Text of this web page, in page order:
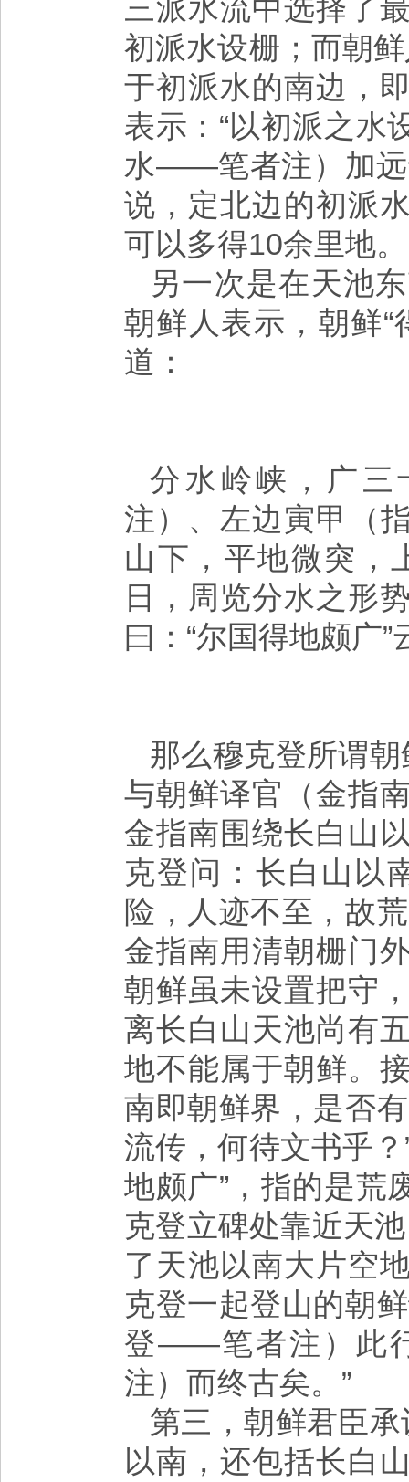
三派水流中选择了
初派水设栅；而朝
于初派水的南边，
表示：“以初派之水
水——笔者注）加远
说，定北边的初派
可以多得10余里地。
另一次是在天池
朝鲜人表示，朝鲜
道：
分水岭峡，广
注）、左边寅甲（
山下，平地微突，
日，周览分水之形
曰：“尔国得地颇广”
那么穆克登所谓
与朝鲜译官（金指
金指南围绕长白山
克登问：长白山以
险，人迹不至，故
金指南用清朝栅门
朝鲜虽未设置把守
离长白山天池尚有
地不能属于朝鲜。
南即朝鲜界，是否
流传，何待文书乎
地颇广”，指的是荒
克登立碑处靠近天
了天池以南大片空
克登一起登山的朝
登——笔者注）此
注）而终古矣。”
第三，朝鲜君臣
以南，还包括长白